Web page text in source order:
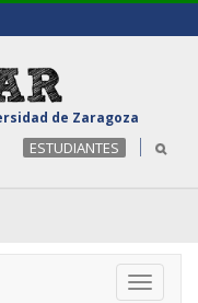
de Zaragoza
ESTUDIANTES
Toggle